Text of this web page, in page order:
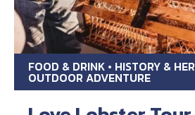
FOOD & DRINK • HISTORY &
OUTDOOR ADVENTURE